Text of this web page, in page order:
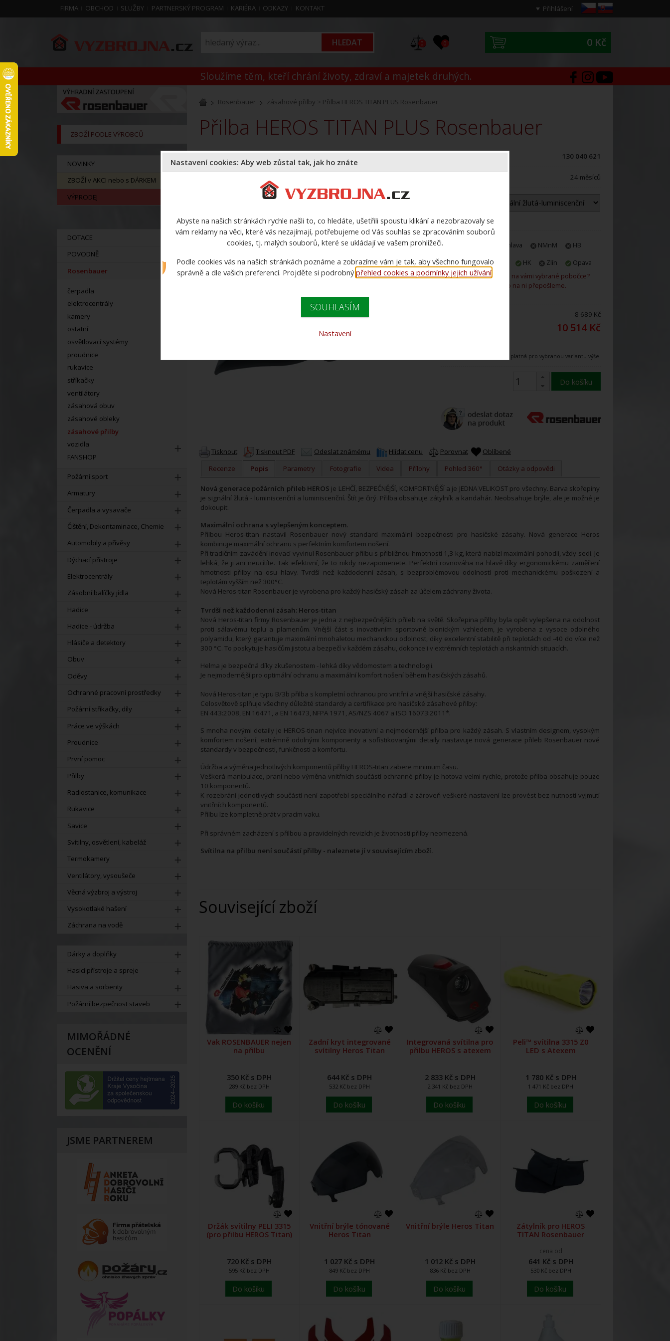
FIRMA OBCHOD SLUŽBY PARTNERSKÝ PROGRAM KARIÉRA ODKAZY KONTAKT Přihlášení
0 0 0 Kč
Sloužíme těm, kteří chrání životy, zdraví a majetek druhých.
ZBOŽÍ PODLE VÝROBCŮ
NOVINKY
ZBOŽÍ v AKCI nebo s DÁRKEM
VÝPRODEJ
DOTACE
POVODNĚ
Rosenbauer
čerpadla
elektrocentrály
kamery
ostatní
osvětlovací systémy
proudnice
rukavice
stříkačky
ventilátory
zásahová obuv
zásahové obleky
zásahové přilby
vozidla
FANSHOP
Požární sport
Armatury
Čerpadla a vysavače
Čištění, Dekontaminace, Chemie
Automobily a přívěsy
Dýchací přístroje
Elektrocentrály
Zásobní balíčky jídla
Hadice
Hadice - údržba
Hlásiče a detektory
Obuv
Oděvy
Ochranné pracovní prostředky
Požární stříkačky, díly
Práce ve výškách
Proudnice
První pomoc
Přilby
Radiostanice, komunikace
Rukavice
Savice
Svítilny, osvětlení, kabeláž
Termokamery
Ventilátory, vysoušeče
Věcná výzbroj a výstroj
Vysokotlaké hašení
Záchrana na vodě
Dárky a doplňky
Hasicí přístroje a spreje
Hasiva a sorbenty
Požární bezpečnost staveb
MIMOŘÁDNÉ
OCENĚNÍ
JSME PARTNEREM
Rosenbauer zásahové přilby Přilba HEROS TITAN PLUS Rosenbauer
Přilba HEROS TITAN PLUS Rosenbauer
130 040 621
24 měsíců
Jihlava NMnM
HB
Praha
Plzeň HK Zlín
Opava
Není zboží skladem na vámi vybrané pobočce?
Rádi vám ho na ni přepošleme.
8 689 Kč
10 514 Kč
Uvedená cena je platná pro vybranou variantu výše.
Do košíku
Tisknout Tisknout PDF Odeslat známému Hlídat cenu Porovnat
Oblíbené
Recenze
Popis Parametry Fotografie Videa Přílohy Pohled 360° Otázky a odpovědi
Nová generace požárních přileb HEROS je LEHČÍ, BEZPEČNĚJŠÍ, KOMFORTNĚJŠÍ a je JEDNA VELIKOST pro všechny. Barva skořepiny
je signální žlutá - luminiscenční a luminiscenční. Štít je čirý. Přilba obsahuje zátylník a kandahár. Neobsahuje brýle, ale je možné je
dokoupit.
Maximální ochrana s vylepšeným konceptem.
Přilbou Heros-titan nastavil Rosenbauer nový standard maximální bezpečnosti pro hasičské zásahy. Nová generace Heros
kombinuje maximální ochranu s perfektním komfortem nošení.
Při tradičním zavádění inovací vyvinul Rosenbauer přilbu s přibližnou hmotností 1,3 kg, která nabízí maximální pohodlí, vždy sedí. Je
lehká, že ji ani neucítíte. Tak efektivní, že to nikdy nezapomenete. Perfektní rovnováha na hlavě díky ergonomickému zaměření
hmotnosti přilby na osu hlavy. Tvrdší než každodenní zásah, s bezproblémovou odolností proti mechanickému poškození a
teplotám vyšším než 300°C.
Nová Heros-titan Rosenbauer je vyrobena pro každý hasičský zásah za účelem záchrany života.
Tvrdší než každodenní zásah: Heros-titan
Nová Heros-titan firmy Rosenbauer je jedna z nejbezpečnějších přileb na světě. Skořepina přilby byla opět vylepšena na odolnost
proti sálavému teplu a plamenům. Vnější část s inovativním sportovně bionickým vzhledem, je vyrobena z vysoce odolného
polyamidu, který garantuje maximální mnohaletou mechanickou odolnost, díky excelentní stabilitě při teplotách od -40 do více než
300 °C. To poskytuje hasičům jistotu a bezpečí v každém zásahu, dokonce i v extrémních teplotách a riskantních situacích.
Helma je bezpečná díky zkušenostem - lehká díky vědomostem a technologii.
Je nejmodernější pro optimální ochranu a maximální komfort nošení během hasičských zásahů.
Nová Heros-titan je typu B/3b přilba s kompletní ochranou pro vnitřní a vnější hasičské zásahy.
Celosvětově splňuje všechny důležité standardy a certifikace pro hasičské zásahové přilby:
EN 443:2008, EN 16471, a EN 16473, NFPA 1971, AS/NZS 4067 a ISO 16073:2011*.
S mnoha novými detaily je HEROS-tinan nejvíce inovativní a nejmodernější přilba pro každý zásah. S vlastním designem, vysokým
komfortem nošení, extrémně odolnými komponenty a sofistikovanými detaily nastavuje nová generace přileb Rosenbauer nové
standardy v bezpečnosti, funkčnosti a komfortu.
Údržba a výměna jednotlivých komponentů přilby HEROS-titan zabere minimum času.
Veškerá manipulace, praní nebo výměna vnitřních součástí ochranné přilby je hotova velmi rychle, protože přilba obsahuje pouze
10 komponentů.
K rozebrání jednotlivých součástí není zapotřebí speciálního nářadí a zároveň veškeré nastavení lze provést bez nutnosti vyjmutí
vnitřních komponentů.
Přilbu lze kompletně prát v pracím vaku.
Při správném zacházení s přilbou a pravidelných revizích je životnosti přilby neomezená.
Svítilna na přilbu není součástí přilby - naleznete jí v souvisejícím zboží.
Související zboží
Vak ROSENBAUER nejen
na přilbu
350 Kč s DPH
289 Kč bez DPH
Do košíku
Zadní kryt integrované
svítilny Heros Titan
644 Kč s DPH
532 Kč bez DPH
Do košíku
Integrovaná svítilna pro
přilbu HEROS s atexem
2 833 Kč s DPH
2 341 Kč bez DPH
Do košíku
Peli™ svítilna 3315 Z0
LED s Atexem
1 780 Kč s DPH
1 471 Kč bez DPH
Do košíku
Držák svítilny PELI 3315
(pro přilbu HEROS Titan)
720 Kč s DPH
595 Kč bez DPH
Do košíku
Vnitřní brýle tónované
Heros Titan
1 027 Kč s DPH
849 Kč bez DPH
Do košíku
Vnitřní brýle Heros Titan
1 012 Kč s DPH
836 Kč bez DPH
Do košíku
Zátylník pro HEROS
TITAN Rosenbauer
cena od
641 Kč s DPH
530 Kč bez DPH
Do košíku
Nastavení cookies: Aby web zůstal tak, jak ho znáte
Abyste na našich stránkách rychle našli to, co hledáte, ušetřili spoustu klikání a nezobrazovaly se
vám reklamy na věci, které vás nezajímají, potřebujeme od Vás souhlas se zpracováním souborů
cookies, tj. malých souborů, které se ukládají ve vašem prohlížeči.
Podle cookies vás na našich stránkách poznáme a zobrazíme vám je tak, aby všechno fungovalo
správně a dle vašich preferencí. Projděte si podrobnýpřehled cookies a podmínky jejich užívání
SOUHLASÍM
Nastavení